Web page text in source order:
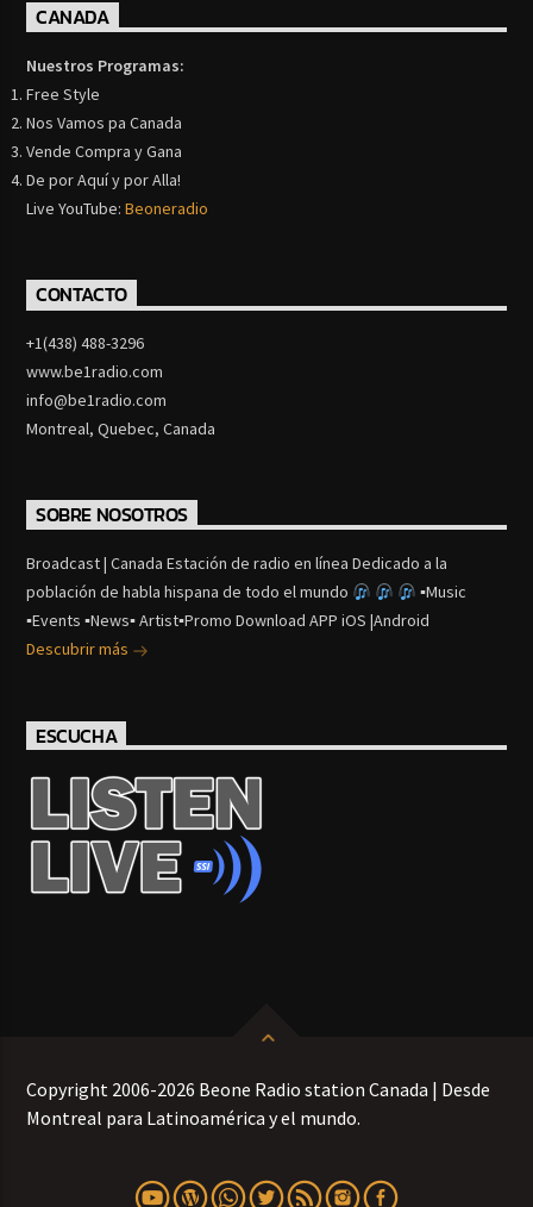
CANADA
Nuestros Programas:
Free Style
Nos Vamos pa Canada
Vende Compra y Gana
De por Aquí y por Alla!
Live YouTube:Beoneradio
CONTACTO
+1(438) 488-3296
www.be1radio.com
info@be1radio.com
Montreal, Quebec, Canada
SOBRE NOSOTROS
Broadcast | Canada Estación de radio en línea Dedicado a la
población de habla hispana de todo el mundo
▪Music
▪Events ▪News▪ Artist▪Promo Download APP iOS |Android
Descubrir más
ESCUCHA
Copyright 2006-2026 Beone Radio station Canada | Desde
Montreal para Latinoamérica y el mundo.